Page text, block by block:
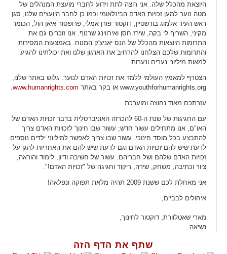
שתף את הדף הזה
היוצאת מהכלל שלה. אני רוצה לתת וידוע לחברי מועצת המנהלים של
מטה נוער למען זכויות האדם הבינלאומי וכמו כן לחבר היועצים שלנו, סגן
ראש העיר אלמוג בורשטיין, דוקטור פורן אמלי, פרופסור איאן הול, הכומר
מקיני, השריף לי בקה, שירז חסן ואירווינג שרנוף. אנו זוכרים גם את
התרומות היוצאות מהכלל של הנס יאניצ'ק המנוח. באמצעות המסירות
והתרומות שלכם הצלחנו להרחיב את הארגון שלנו ואת יכולתינו להגיע
למאות מיליוני נערים ונערות.
הצטרף למאמץ העולמי ללמד את זכויות האדם לנוער. גלוש באתר שלנו,
www.youthforhumanrights.org או בקר באתר
www.humanrights.com
.
עזרתכם מאוד נחוצה ומוערכת.
עם החגיגות של שנת ה-60 להכרזה האוניברסלית בדבר זכויות האדם של
האו"ם, אנו מתחילים עשור חדש; עשור שבו חינוך לזכויות האדם צריך
להתבצע בכל מוסד חינוכי. עשור שבו צריך לאפשר למיליוני ילדים נוספים
לדעת שיש להם זכויות האדם וגם לדעת שיש להם את האחריות להגן על
זכויות האדם שלהם ושל חבריהם. עשור של חשיבה ודיון, לימוד והוראה,
ציור וכתיבה, משחק, שירה, ריקוד וחגיגה של "זכויות האדם!".
אני מאחלת לכם ששנת 2009 תהיה מלאת תפוקה ונפלאה!
איחולים לבביים,
מארי שאטלוורת, דוקטור לחינוך,
נשיאה